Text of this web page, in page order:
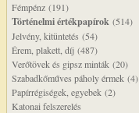
Fémpénz (191)
Történelmi értékpapírok (514)
Jelvény, kitüntetés (54)
Érem, plakett, díj (487)
Verőtövek és gipsz minták (20)
Szabadkőműves páholy érmek (4)
Papírrégiségek, egyebek (2)
Katonai felszerelés